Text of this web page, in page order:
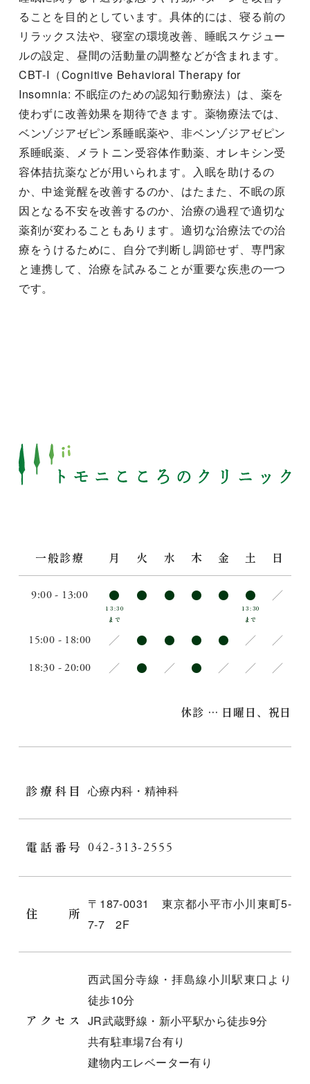
ることを目的としています。具体的には、寝る前の
リラックス法や、寝室の環境改善、睡眠スケジュー
ルの設定、昼間の活動量の調整などが含まれます。
CBT-I（Cognitive Behavioral Therapy for
Insomnia: 不眠症のための認知行動療法）は、薬を
使わずに改善効果を期待できます。薬物療法では、
ベンゾジアゼピン系睡眠薬や、非ベンゾジアゼピン
系睡眠薬、メラトニン受容体作動薬、オレキシン受
容体拮抗薬などが用いられます。入眠を助けるの
か、中途覚醒を改善するのか、はたまた、不眠の原
因となる不安を改善するのか、治療の過程で適切な
薬剤が変わることもあります。適切な治療法での治
療をうけるために、自分で判断し調節せず、専門家
と連携して、治療を試みることが重要な疾患の一つ
です。
一般診療 月 火 水 木 金 土 日
9:00 - 13:00 ●
13:30
まで
● ● ● ● ●
13:30
まで
／
15:00 - 18:00 ／ ● ● ● ● ／ ／
18:30 - 20:00 ／ ● ／ ● ／ ／ ／
休診 … 日曜日、祝日
診療科目 心療内科・精神科
電話番号 042-313-2555
住所
〒187-0031 東京都小平市小川東町5-
7-7 2F
アクセス
西武国分寺線・拝島線小川駅東口より
徒歩10分
JR武蔵野線・新小平駅から徒歩9分
共有駐車場7台有り
建物内エレベーター有り